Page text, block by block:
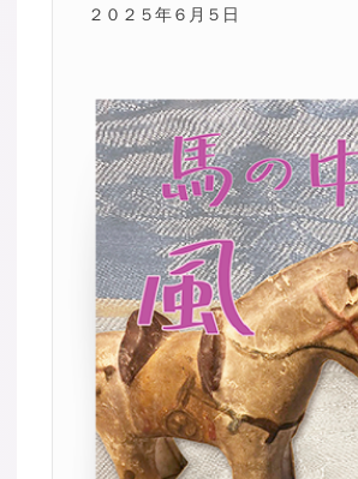
２０２５年６月５日